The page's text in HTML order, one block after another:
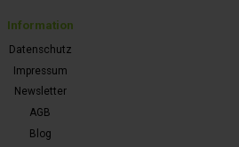
Information
Datenschutz
Impressum
Newsletter
AGB
Blog